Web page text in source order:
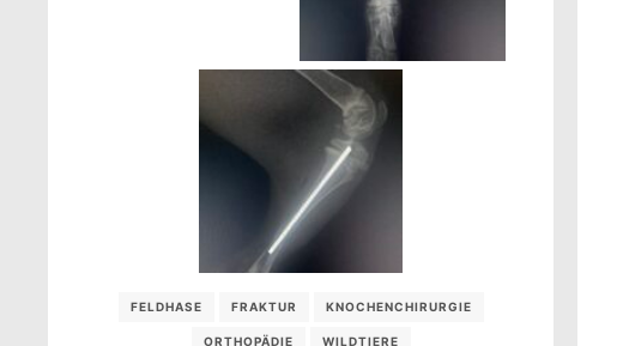
FELDHASE FRAKTUR KNOCHENCHIRURGIE
ORTHOPÄDIE WILDTIERE